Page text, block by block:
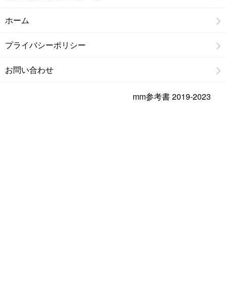
ホーム
プライバシーポリシー
お問い合わせ
mm参考書 2019-2023